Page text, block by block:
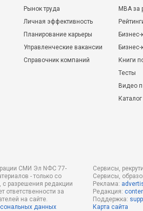
Рынок труда
Личная эффективность
Планирование карьеры
Управленческие вакансии
Справочник компаний
MBA
Бизнес-
Книги
Тесты
Видео
СМИ Эл NФС 77-
- только со
, с разрешения редакции
ответственности за
на сайте.
данных
Сервисы,
Сервисы,
Реклама:
Редакция:
Поддержка:
Карта сайта